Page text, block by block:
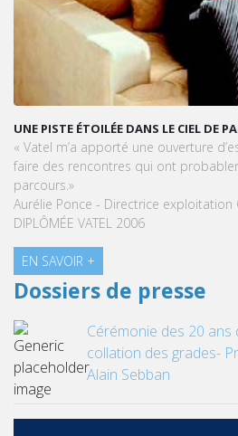
UNE PISTE ÉTOILÉE DANS LE CIEL DE
« Vatel m’a apporté une ouverture
faire des rencontres qui ont
parcours.»
Aurélie Ponce - Directrice exploitation
DIPLÔMÉE VATEL 2006
EN SAVOIR +
Dossiers de presse
Cérémonie des 20 ans
collation des grades-
Alain Sebban